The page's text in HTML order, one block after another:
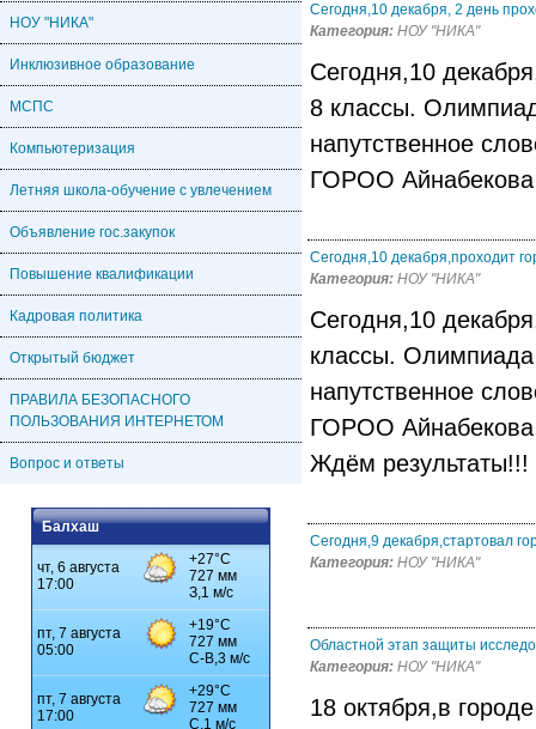
НОУ "НИКА"
Инклюзивное образование
МСПС
Компьютеризация
Летняя школа-обучение с увлечением
Объявление гос.закупок
Повышение квалификации
Кадровая политика
Открытый бюджет
ПРАВИЛА БЕЗОПАСНОГО
ПОЛЬЗОВАНИЯ ИНТЕРНЕТОМ
Вопрос и ответы
Балхаш
Сегодня,10 декабря, 2 день
Категория: НОУ "НИКА"
Сегодня,10
8 классы.
напутственное
ГОРОО
Сегодня,10 декабря,проходит
Категория: НОУ "НИКА"
Сегодня,10
классы.
напутственное
ГОРОО
Ждём результаты!!!
Сегодня,9 декабря,стартовал
Категория: НОУ "НИКА"
Областной этап защиты
Категория: НОУ "НИКА"
18 октября,в